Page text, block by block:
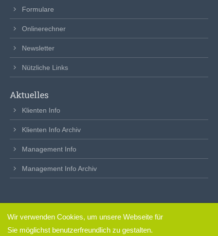
Formulare
Onlinerechner
Newsletter
Nützliche Links
Aktuelles
Klienten Info
Klienten Info Archiv
Management Info
Management Info Archiv
clickfertig
– so einfach.
Wir verwenden Cookies, um unsere Webseite für
Sie möglichst benutzerfreundlich zu gestalten.